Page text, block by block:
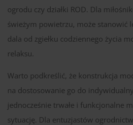
ogrodu czy działki ROD. Dla
świeżym powietrzu, może stanowić
dala od zgiełku codziennego życia
relaksu.
Warto podkreślić, że konstrukcja
na dostosowanie go do
jednocześnie trwałe i funkcjonalne
sytuację. Dla entuzjastów